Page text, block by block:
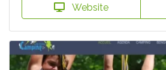
Website